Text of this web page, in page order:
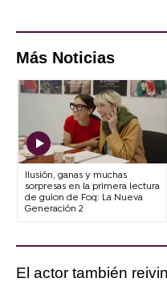
Más Noticias
Ilusión, ganas y muchas
sorpresas en la primera lectura
de guion de Foq: La Nueva
Generación 2
El actor también